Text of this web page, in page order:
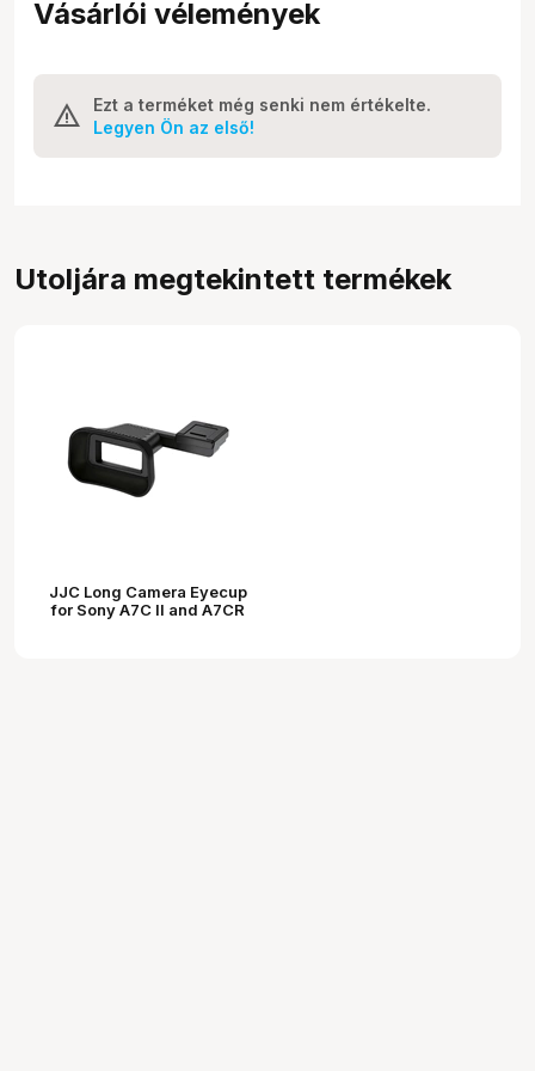
Vásárlói vélemények
Ezt a terméket még senki nem értékelte.
Legyen Ön az első!
Utoljára megtekintett termékek
JJC Long Camera Eyecup
for Sony A7C II and A7CR